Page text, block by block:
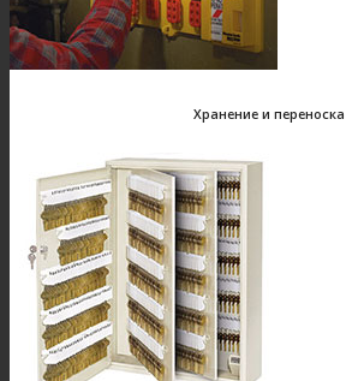
Хранение и переноска